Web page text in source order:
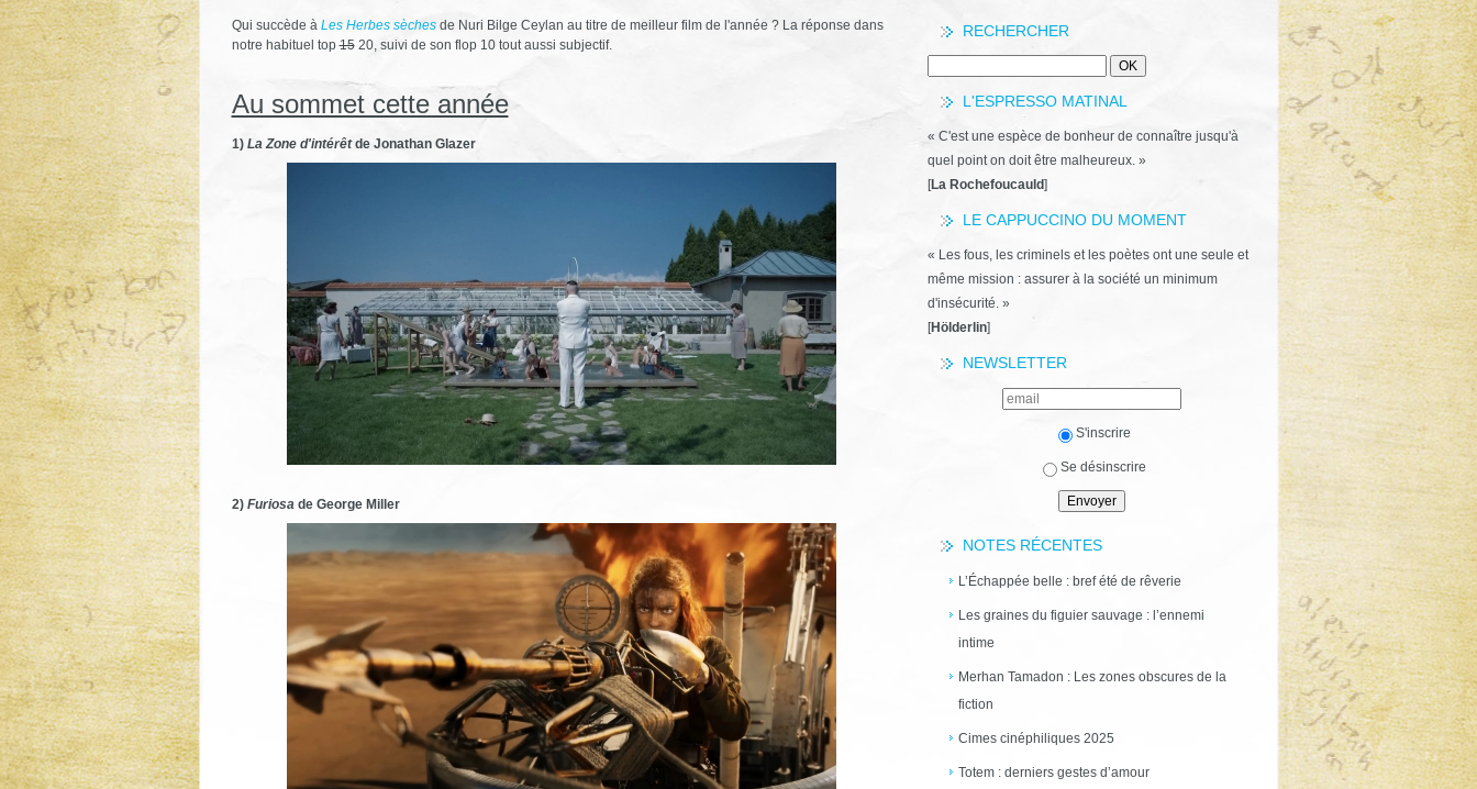
RECHERCHER
L'ESPRESSO MATINAL
« C'est une espèce de bonheur de connaître jusqu'à
quel point on doit être malheureux. »
[La Rochefoucauld]
LE CAPPUCCINO DU MOMENT
« Les fous, les criminels et les poètes ont une seule et
même mission : assurer à la société un minimum
d'insécurité. »
[Hölderlin]
NEWSLETTER
S'inscrire
Se désinscrire
NOTES RÉCENTES
L’Échappée belle : bref été de rêverie
Les graines du figuier sauvage : l’ennemi
intime
Merhan Tamadon : Les zones obscures de la
fiction
Cimes cinéphiliques 2025
Totem : derniers gestes d’amour
Qui succède à Les Herbes sèchesde Nuri Bilge Ceylan au titre de meilleur film de l'année ? La réponse dans
notre habituel top1520, suivi de son flop 10 tout aussi subjectif.
Au sommet cette année
1) La Zone d'intérêtde Jonathan Glazer
2) Furiosa de George Miller